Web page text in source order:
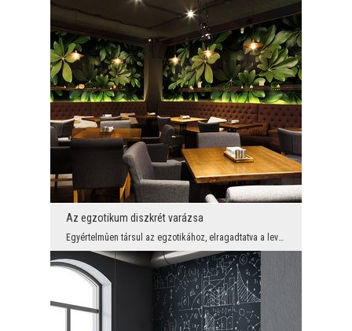
Az egzotikum diszkrét varázsa
Egyértelmûen társul az egzotikához, elragadtatva a levelek zöldenységét - képzel-e el valaki érde...